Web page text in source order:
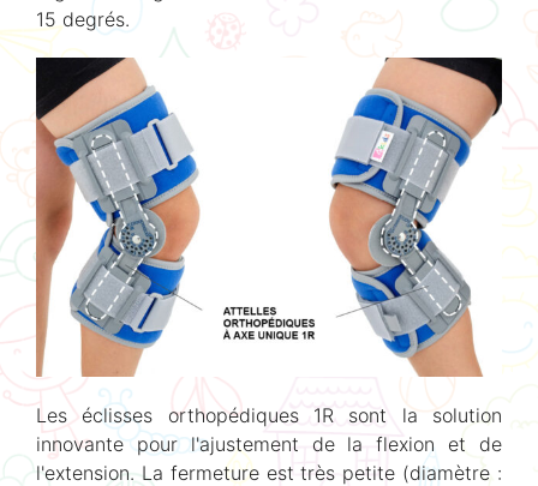
15 degrés.
Les éclisses orthopédiques 1R sont la solution
innovante pour l'ajustement de la flexion et de
l'extension. La fermeture est très petite (diamètre :